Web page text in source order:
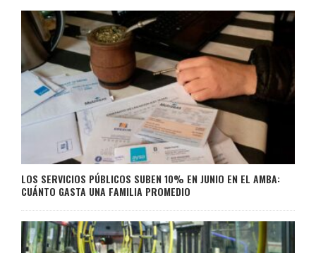
LOS SERVICIOS PÚBLICOS SUBEN 10% EN JUNIO EN EL AMBA:
CUÁNTO GASTA UNA FAMILIA PROMEDIO